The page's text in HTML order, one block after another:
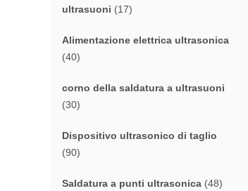
ultrasuoni (17)
Alimentazione elettrica ultrasonica
(40)
corno della saldatura a ultrasuoni
(30)
Dispositivo ultrasonico di taglio
(90)
Saldatura a punti ultrasonica (48)